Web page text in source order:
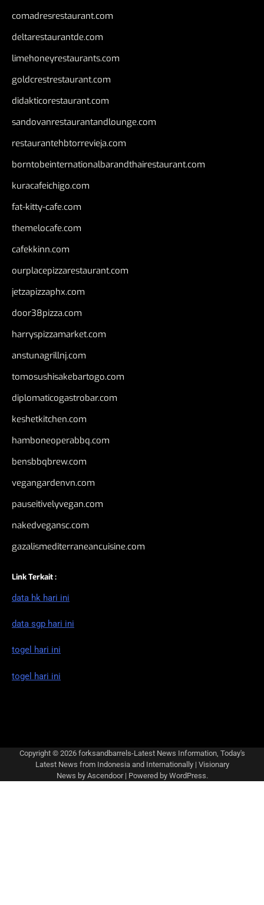
comadresrestaurant.com
deltarestaurantde.com
limehoneyrestaurants.com
goldcrestrestaurant.com
didakticorestaurant.com
sandovanrestaurantandlounge.com
restaurantehbtorrevieja.com
borntobeinternationalbarandthairestaurant.com
kuracafeichigo.com
fat-kitty-cafe.com
themelocafe.com
cafekkinn.com
ourplacepizzarestaurant.com
jetzapizzaphx.com
door38pizza.com
harryspizzamarket.com
anstunagrillnj.com
tomosushisakebartogo.com
diplomaticogastrobar.com
keshetkitchen.com
hamboneoperabbq.com
bensbbqbrew.com
vegangardenvn.com
pauseitivelyvegan.com
nakedvegansc.com
gazalismediterraneancuisine.com
Link Terkait :
data hk hari ini
data sgp hari ini
togel hari ini
togel hari ini
Copyright © 2026 forksandbarrels-Latest News Information, Today's
Latest News from Indonesia and Internationally| Visionary
News by Ascendoor| Powered by WordPress.